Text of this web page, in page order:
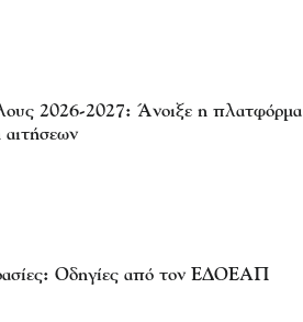
2026-2027: Άνοιξε η πλατφόρμα
Οδηγίες από τον ΕΔΟΕΑΠ